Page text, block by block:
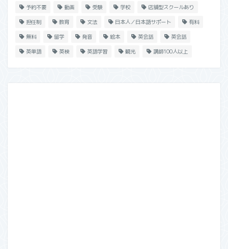
予約不要 動画 受験 学校 店舗型スクールあり
担任制 教育 文法 日本人／日本語サポート 有料
無料 留学 発音 絵本 英会話 英会話
英単語 英検 英語学習 観光 講師100人以上